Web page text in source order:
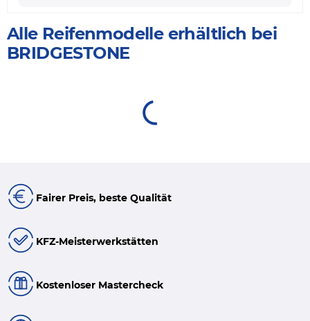
Alle Reifenmodelle erhältlich bei
BRIDGESTONE
Fairer Preis, beste Qualität
KFZ-Meisterwerkstätten
Kostenloser Mastercheck